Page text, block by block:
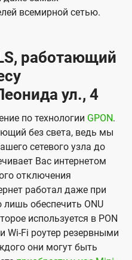
всемирной сетью.
работающий
ул., 4
по технологии GPON.
без света, ведь мы
сетевого узла до
Вас интернетом
отключения
работал даже при
лишь обеспечить ONU
используется в PON
Wi-Fi роутер резервными
они могут быть